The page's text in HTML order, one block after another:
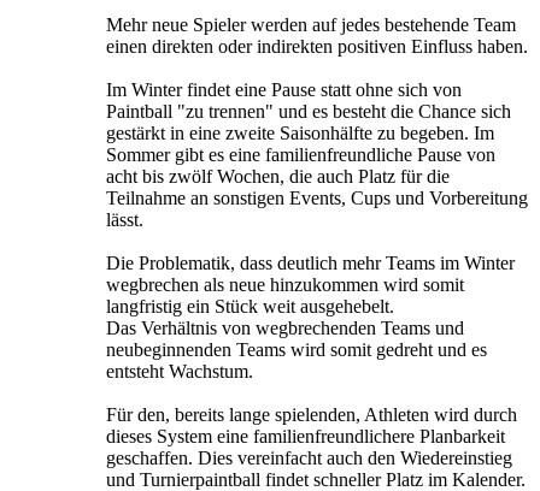
Mehr neue Spieler werden auf jedes bestehende Team
einen direkten oder indirekten positiven Einfluss haben.
Im Winter findet eine Pause statt ohne sich von
Paintball "zu trennen" und es besteht die Chance sich
gestärkt in eine zweite Saisonhälfte zu begeben. Im
Sommer gibt es eine familienfreundliche Pause von
acht bis zwölf Wochen, die auch Platz für die
Teilnahme an sonstigen Events, Cups und Vorbereitung
lässt.
Die Problematik, dass deutlich mehr Teams im Winter
wegbrechen als neue hinzukommen wird somit
langfristig ein Stück weit ausgehebelt.
Das Verhältnis von wegbrechenden Teams und
neubeginnenden Teams wird somit gedreht und es
entsteht Wachstum.
Für den, bereits lange spielenden, Athleten wird durch
dieses System eine familienfreundlichere Planbarkeit
geschaffen. Dies vereinfacht auch den Wiedereinstieg
und Turnierpaintball findet schneller Platz im Kalender.